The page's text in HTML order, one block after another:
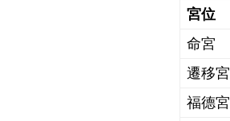
宮位
命宮
遷移宮
福德宮